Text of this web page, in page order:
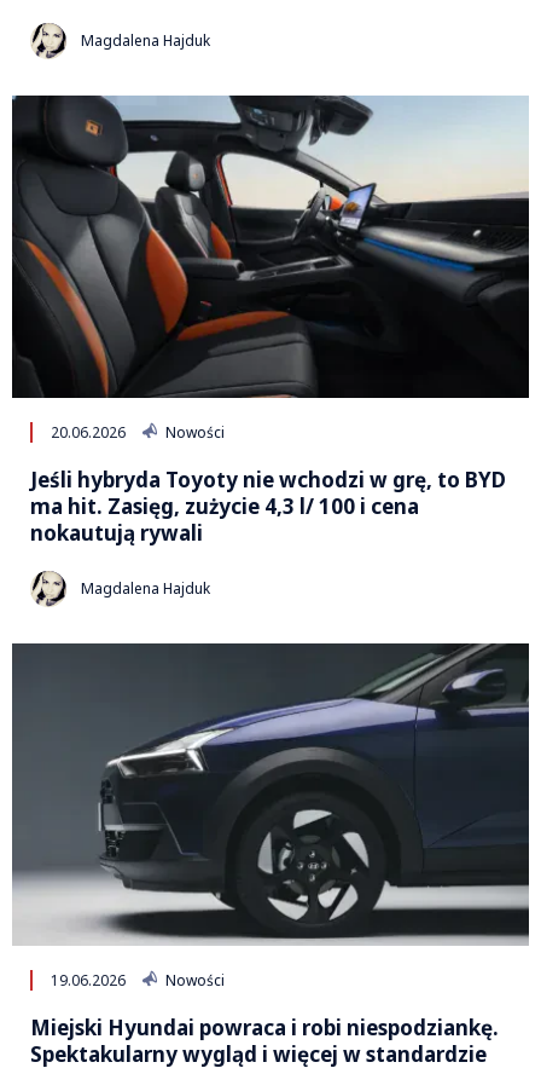
Magdalena Hajduk
20.06.2026 Nowości
Jeśli hybryda Toyoty nie wchodzi w grę, to BYD
ma hit. Zasięg, zużycie 4,3 l/ 100 i cena
nokautują rywali
Magdalena Hajduk
19.06.2026 Nowości
Miejski Hyundai powraca i robi niespodziankę.
Spektakularny wygląd i więcej w standardzie